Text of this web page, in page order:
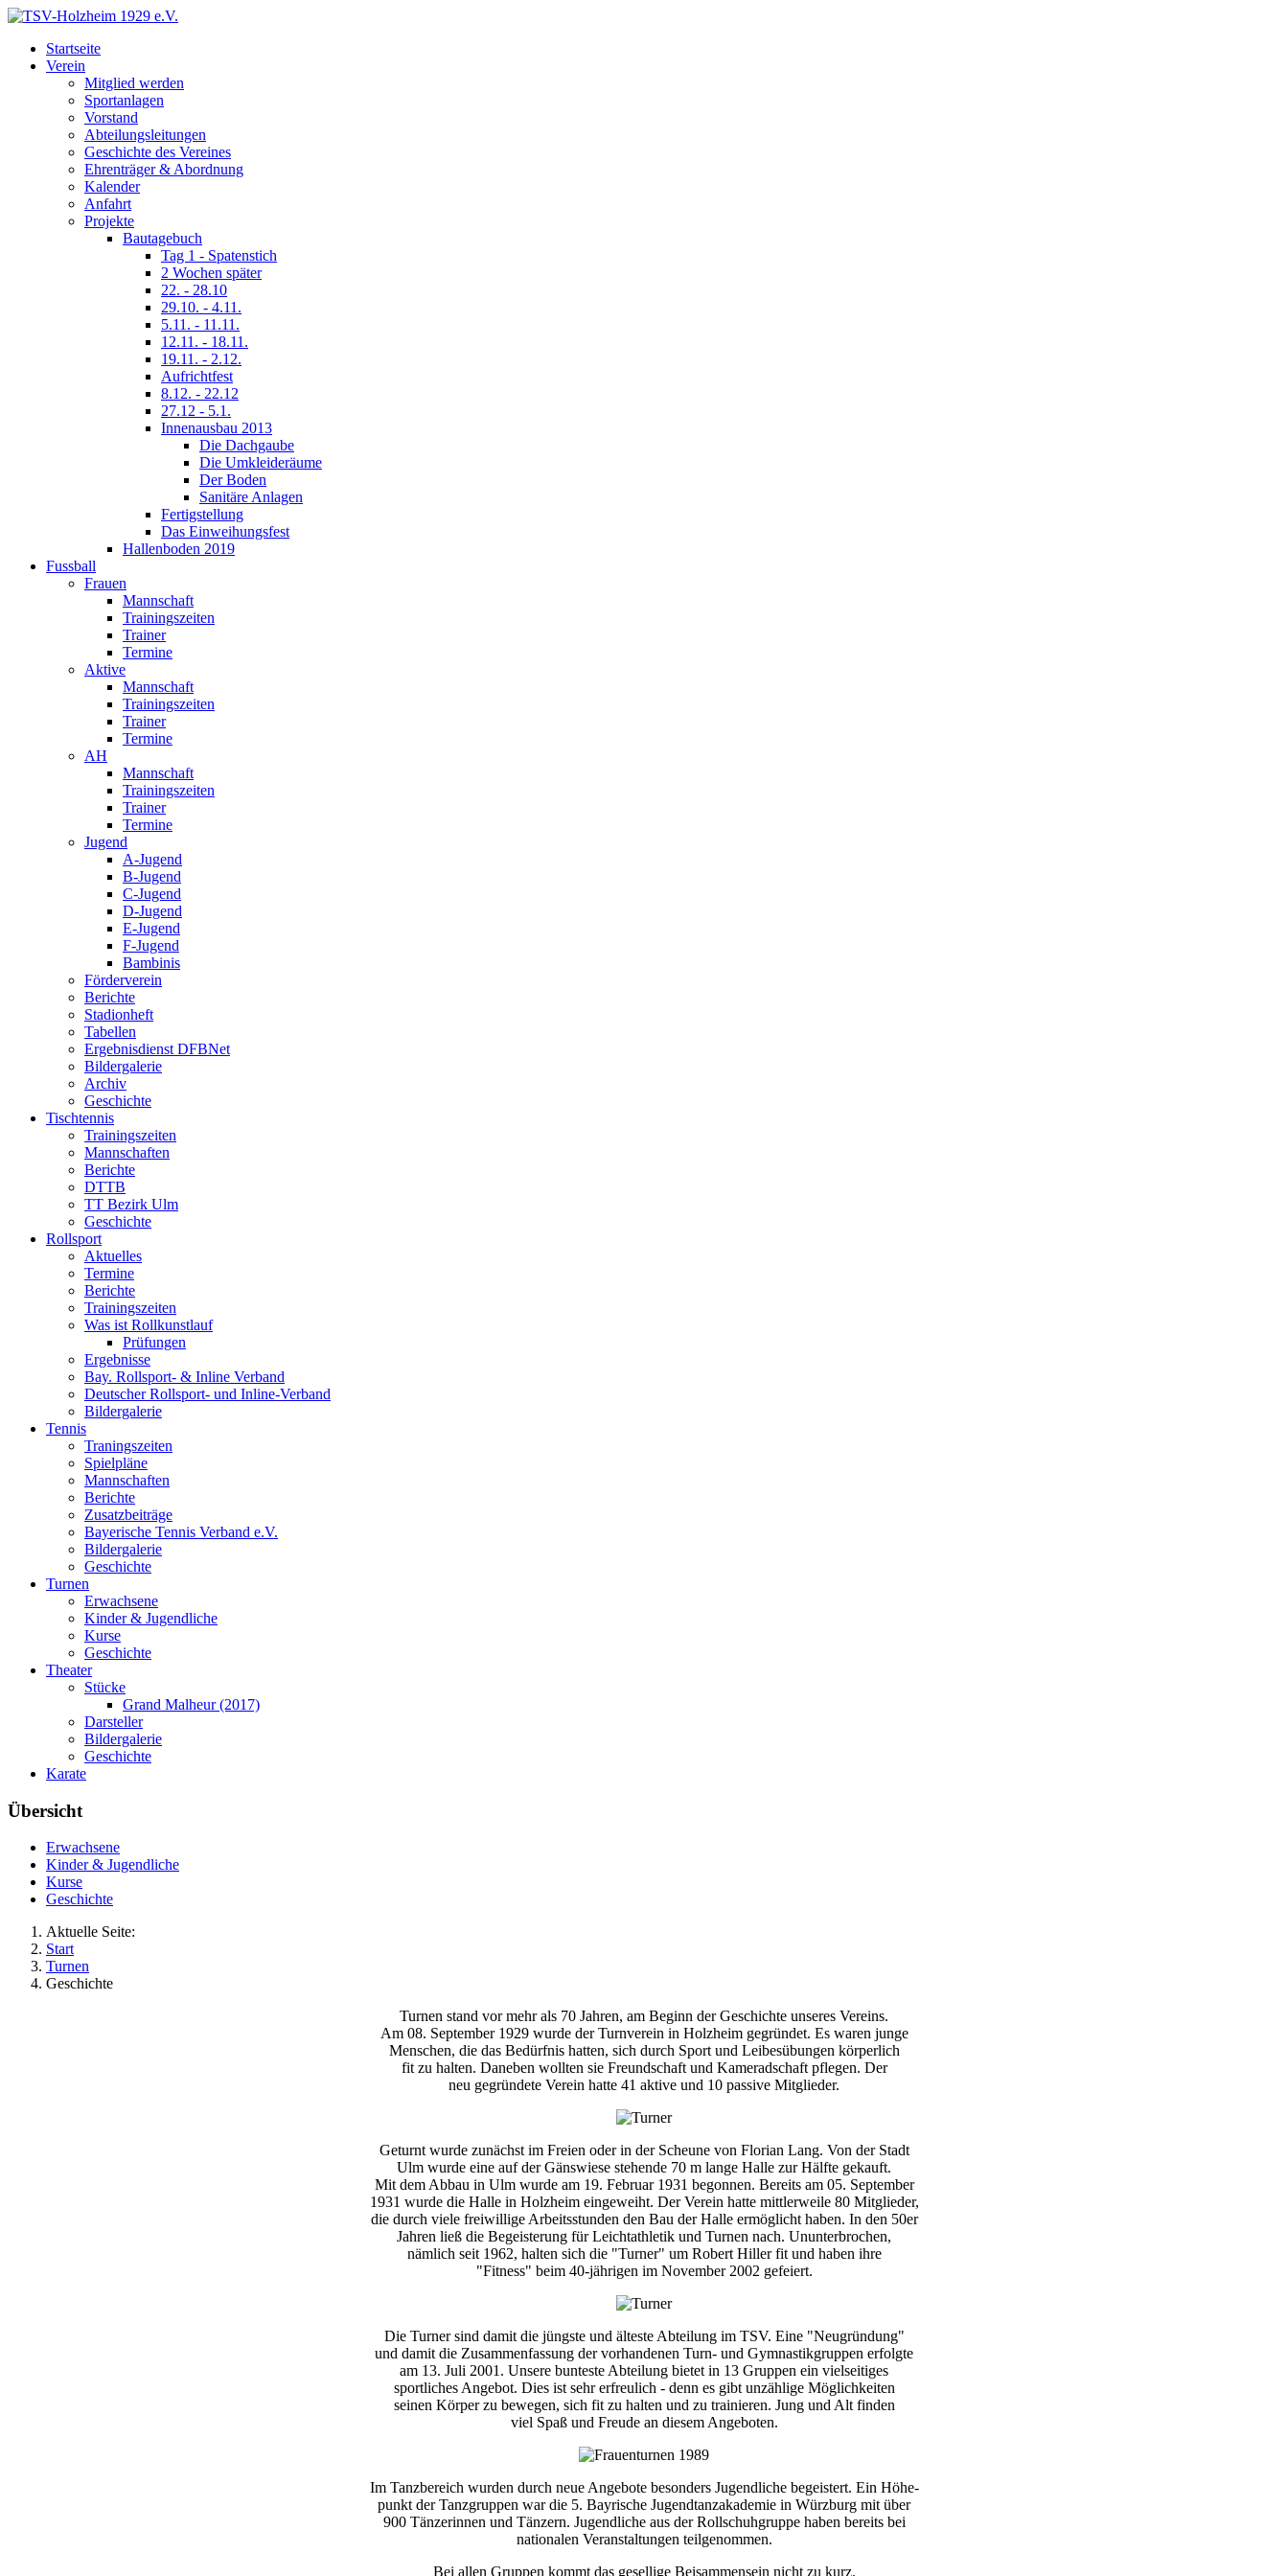
Startseite
Verein
Mitglied werden
Sportanlagen
Vorstand
Abteilungsleitungen
Geschichte des Vereines
Ehrenträger & Abordnung
Kalender
Anfahrt
Projekte
Bautagebuch
Tag 1 - Spatenstich
2 Wochen später
22. - 28.10
29.10. - 4.11.
5.11. - 11.11.
12.11. - 18.11.
19.11. - 2.12.
Aufrichtfest
8.12. - 22.12
27.12 - 5.1.
Innenausbau 2013
Die Dachgaube
Die Umkleideräume
Der Boden
Sanitäre Anlagen
Fertigstellung
Das Einweihungsfest
Hallenboden 2019
Fussball
Frauen
Mannschaft
Trainingszeiten
Trainer
Termine
Aktive
Mannschaft
Trainingszeiten
Trainer
Termine
AH
Mannschaft
Trainingszeiten
Trainer
Termine
Jugend
A-Jugend
B-Jugend
C-Jugend
D-Jugend
E-Jugend
F-Jugend
Bambinis
Förderverein
Berichte
Stadionheft
Tabellen
Ergebnisdienst DFBNet
Bildergalerie
Archiv
Geschichte
Tischtennis
Trainingszeiten
Mannschaften
Berichte
DTTB
TT Bezirk Ulm
Geschichte
Rollsport
Aktuelles
Termine
Berichte
Trainingszeiten
Was ist Rollkunstlauf
Prüfungen
Ergebnisse
Bay. Rollsport- & Inline Verband
Deutscher Rollsport- und Inline-Verband
Bildergalerie
Tennis
Traningszeiten
Spielpläne
Mannschaften
Berichte
Zusatzbeiträge
Bayerische Tennis Verband e.V.
Bildergalerie
Geschichte
Turnen
Erwachsene
Kinder & Jugendliche
Kurse
Geschichte
Theater
Stücke
Grand Malheur (2017)
Darsteller
Bildergalerie
Geschichte
Karate
Übersicht
Erwachsene
Kinder & Jugendliche
Kurse
Geschichte
Aktuelle Seite:
Start
Turnen
Geschichte
Turnen stand vor mehr als 70 Jahren, am Beginn der Geschichte unseres Vereins.
Am 08. September 1929 wurde der Turnverein in Holzheim gegründet. Es waren junge
Menschen, die das Bedürfnis hatten, sich durch Sport und Leibesübungen körperlich
fit zu halten. Daneben wollten sie Freundschaft und Kameradschaft pflegen. Der
neu gegründete Verein hatte 41 aktive und 10 passive Mitglieder.
Geturnt wurde zunächst im Freien oder in der Scheune von Florian Lang. Von der Stadt
Ulm wurde eine auf der Gänswiese stehende 70 m lange Halle zur Hälfte gekauft.
Mit dem Abbau in Ulm wurde am 19. Februar 1931 begonnen. Bereits am 05. September
1931 wurde die Halle in Holzheim eingeweiht. Der Verein hatte mittlerweile 80 Mitglieder,
die durch viele freiwillige Arbeitsstunden den Bau der Halle ermöglicht haben. In den 50er
Jahren ließ die Begeisterung für Leichtathletik und Turnen nach. Ununterbrochen,
nämlich seit 1962, halten sich die "Turner" um Robert Hiller fit und haben ihre
"Fitness" beim 40-jährigen im November 2002 gefeiert.
Die Turner sind damit die jüngste und älteste Abteilung im TSV. Eine "Neugründung"
und damit die Zusammenfassung der vorhandenen Turn- und Gymnastikgruppen erfolgte
am 13. Juli 2001. Unsere bunteste Abteilung bietet in 13 Gruppen ein vielseitiges
sportliches Angebot. Dies ist sehr erfreulich - denn es gibt unzählige Möglichkeiten
seinen Körper zu bewegen, sich fit zu halten und zu trainieren. Jung und Alt finden
viel Spaß und Freude an diesem Angeboten.
Im Tanzbereich wurden durch neue Angebote besonders Jugendliche begeistert. Ein Höhe-
punkt der Tanzgruppen war die 5. Bayrische Jugendtanzakademie in Würzburg mit über
900 Tänzerinnen und Tänzern. Jugendliche aus der Rollschuhgruppe haben bereits bei
nationalen Veranstaltungen teilgenommen.
Bei allen Gruppen kommt das gesellige Beisammensein nicht zu kurz.